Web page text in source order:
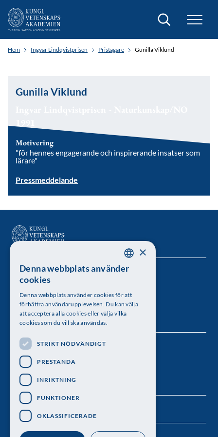
Sök
Hem Ingvar Lindqvistprisen Pristagare Gunilla Viklund
Gunilla Viklund
Motivering
"för hennes engagerande och inspirerande insatser som
lärare"
Pressmeddelande
Kungl. Vetenskapsakademien
Besöksadress: Lilla Frescativägen 4A
Telefon: 08-673 95 00
Följ oss
SWEDISH
×
Denna webbplats använder
cookies
Denna webbplats använder cookies för att
förbättra användarupplevelsen. Du kan välja
att acceptera alla cookies eller välja vilka
cookies som du vill ska användas.
STRIKT NÖDVÄNDIGT
PRESTANDA
INRIKTNING
FUNKTIONER
OKLASSIFICERADE